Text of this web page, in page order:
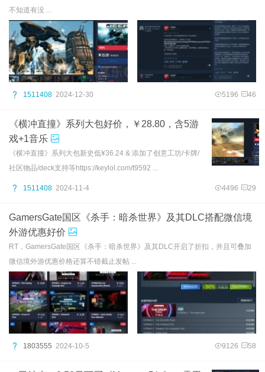
不知道有没 ...
1511408 2024-12-30 5196 46
《横冲直撞》系列大包好价，￥28.80，含5游
戏+1音乐
《横冲直撞》系列大包新史低¥36.24 & 添加了创意工坊/卡牌/
社区物品/deck支持等https://keylol.com/t9592 ...
1511408 2024-11-4 4496 29
GamersGate国区《杀手：暗杀世界》及其DLC搭配微信境
外游优惠好价
RT，GamersGate国区《杀手：暗杀世界》及其DLC开启了折扣，并且可叠加
微信境外游优惠价格还算不错截止发帖 ...
1803555 2024-10-5 9126 58